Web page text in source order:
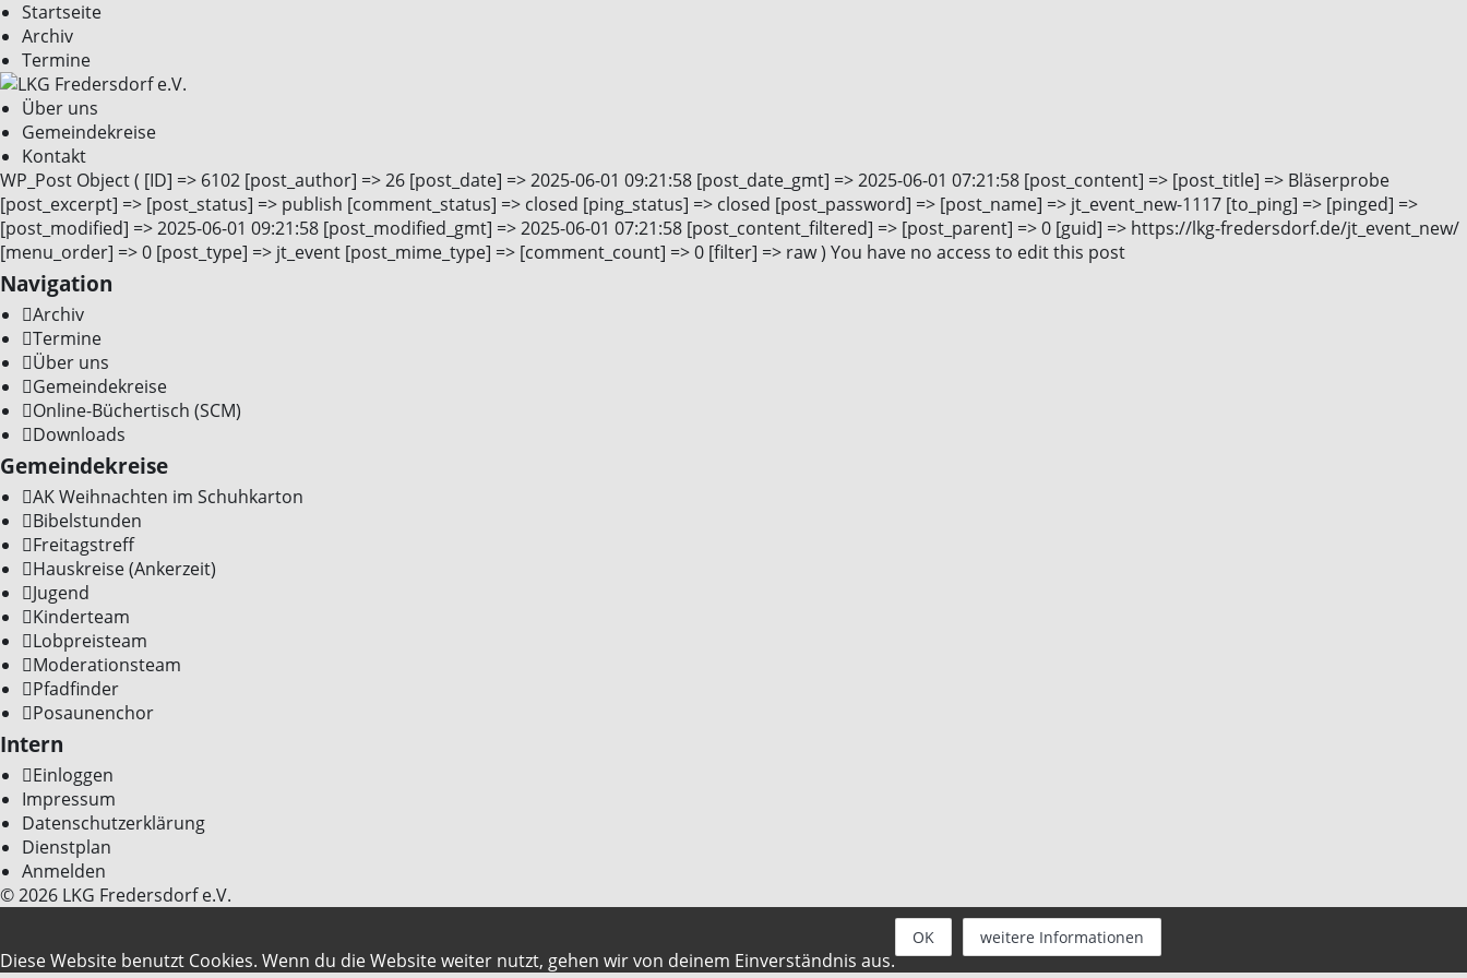
Startseite
Archiv
Termine
Über uns
Gemeindekreise
Kontakt
WP_Post Object ( [ID] => 6102 [post_author] => 26 [post_date] => 2025-06-01 09:21:58 [post_date_gmt] => 2025-06-01 07:21:58 [post_content] => [post_title] => Bläserprobe
[post_excerpt] => [post_status] => publish [comment_status] => closed [ping_status] => closed [post_password] => [post_name] => jt_event_new-1117 [to_ping] => [pinged] =>
[post_modified] => 2025-06-01 09:21:58 [post_modified_gmt] => 2025-06-01 07:21:58 [post_content_filtered] => [post_parent] => 0 [guid] => https://lkg-fredersdorf.de/jt_event_new/
[menu_order] => 0 [post_type] => jt_event [post_mime_type] => [comment_count] => 0 [filter] => raw ) You have no access to edit this post
Navigation
Archiv
Termine
Über uns
Gemeindekreise
Online-Büchertisch (SCM)
Downloads
Gemeindekreise
AK Weihnachten im Schuhkarton
Bibelstunden
Freitagstreff
Hauskreise (Ankerzeit)
Jugend
Kinderteam
Lobpreisteam
Moderationsteam
Pfadfinder
Posaunenchor
Intern
Einloggen
Impressum
Datenschutzerklärung
Dienstplan
Anmelden
© 2026 LKG Fredersdorf e.V.
Diese Website benutzt Cookies. Wenn du die Website weiter nutzt, gehen wir von deinem Einverständnis aus.
OK weitere Informationen